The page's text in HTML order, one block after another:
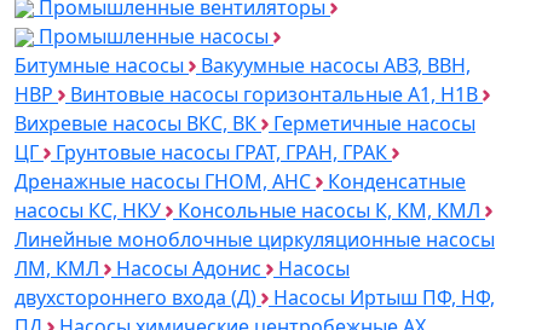
Промышленные вентиляторы
Промышленные насосы
Битумные насосы
Вакуумные насосы АВЗ, ВВН,
НВР
Винтовые насосы горизонтальные А1, Н1В
Вихревые насосы ВКС, ВК
Герметичные насосы
ЦГ
Грунтовые насосы ГРАТ, ГРАН, ГРАК
Дренажные насосы ГНОМ, АНС
Конденсатные
насосы КС, НКУ
Консольные насосы К, КМ, КМЛ
Линейные моноблочные циркуляционные насосы
ЛМ, КМЛ
Насосы Адонис
Насосы
двухстороннего входа (Д)
Насосы Иртыш ПФ, НФ,